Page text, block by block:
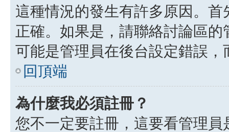
這種情況的發生有許多原因。
正確。如果是，請聯絡討論區
可能是管理員在後台設定錯誤
回頂端
為什麼我必須註冊？
您不一定要註冊，這要看管理